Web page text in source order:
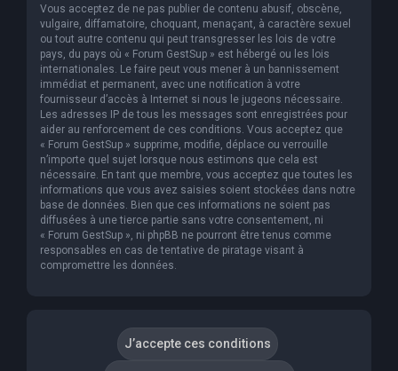
Vous acceptez de ne pas publier de contenu abusif, obscène,
vulgaire, diffamatoire, choquant, menaçant, à caractère sexuel
ou tout autre contenu qui peut transgresser les lois de votre
pays, du pays où « Forum GestSup » est hébergé ou les lois
internationales. Le faire peut vous mener à un bannissement
immédiat et permanent, avec une notification à votre
fournisseur d’accès à Internet si nous le jugeons nécessaire.
Les adresses IP de tous les messages sont enregistrées pour
aider au renforcement de ces conditions. Vous acceptez que
« Forum GestSup » supprime, modifie, déplace ou verrouille
n’importe quel sujet lorsque nous estimons que cela est
nécessaire. En tant que membre, vous acceptez que toutes les
informations que vous avez saisies soient stockées dans notre
base de données. Bien que ces informations ne soient pas
diffusées à une tierce partie sans votre consentement, ni
« Forum GestSup », ni phpBB ne pourront être tenus comme
responsables en cas de tentative de piratage visant à
compromettre les données.